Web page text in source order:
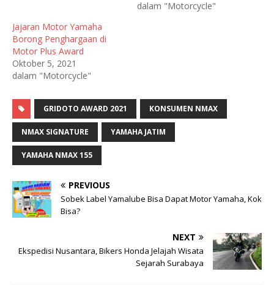
dalam "Motorcycle"
Jajaran Motor Yamaha
Borong Penghargaan di
Motor Plus Award
Oktober 5, 2021
dalam "Motorcycle"
GRIDOTO AWARD 2021 KONSUMEN NMAX
NMAX SIGNATURE YAMAHA JATIM
YAMAHA NMAX 155
PREVIOUS
Sobek Label Yamalube Bisa Dapat Motor Yamaha, Kok
Bisa?
NEXT
Ekspedisi Nusantara, Bikers Honda Jelajah Wisata
Sejarah Surabaya